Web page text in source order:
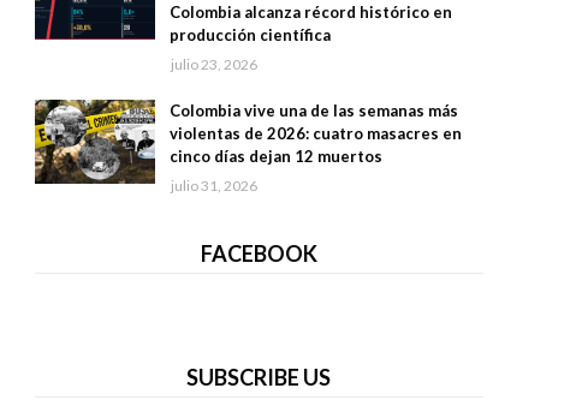
Colombia alcanza récord histórico en
producción científica
julio 23, 2026
Colombia vive una de las semanas más
violentas de 2026: cuatro masacres en
cinco días dejan 12 muertos
julio 31, 2026
FACEBOOK
SUBSCRIBE US